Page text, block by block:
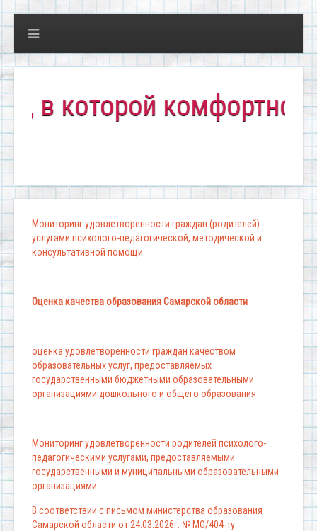
комфортно
Мониторинг удовлетворенности граждан (родителей)
услугами психолого-педагогической, методической и
консультативной помощи
Оценка качества образования Самарской области
оценка удовлетворенности граждан качеством
образовательных услуг, предоставляемых
государственными бюджетными образовательными
организациями дошкольного и общего образования
Мониторинг удовлетворенности родителей психолого-
педагогическими услугами, предоставляемыми
государственными и муниципальными образовательными
организациями.
В соответствии с письмом министерства образования
Самарской области от 24.03.2026г. № МО/404-ту